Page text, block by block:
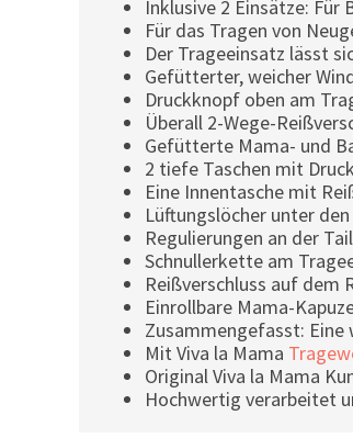
Inklusive 2 Einsätze: Für
Für das Tragen von
Der Trageeinsatz lässt
Gefütterter, weicher
Druckknopf oben am
Überall 2-Wege-
Gefütterte Mama- und
2 tiefe Taschen mit
Eine Innentasche mit
Lüftungslöcher unter
Regulierungen an der
Schnullerkette am
Reißverschluss auf dem
Einrollbare Mama-
Zusammengefasst:
Mit Viva la Mama
Original Viva la Mama
Hochwertig verarbeitet